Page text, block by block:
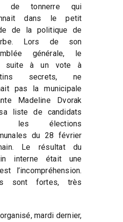
de tonnerre qui
dans le petit
de la politique de
Lors de son
générale, le
suite à un vote à
secrets, ne
pas la municipale
Madeline Dvorak
liste de candidats
les élections
du 28 février
Le résultat du
interne était une
l’incompréhension.
sont fortes, très
mardi dernier,